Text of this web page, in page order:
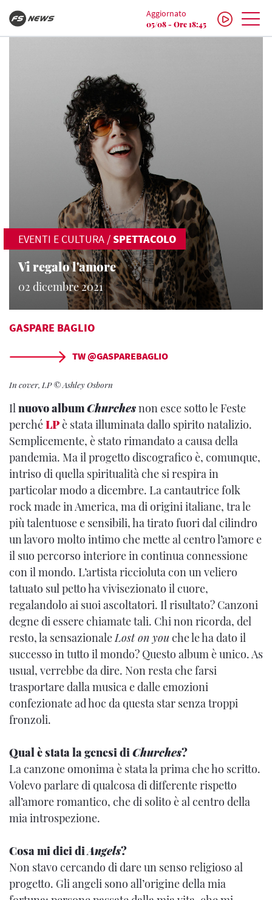
Aggiornato
05/08 - Ore 18:45
EVENTI E CULTURA /SPETTACOLO
Vi regalo l'amore
02 dicembre 2021
GASPARE BAGLIO
TW @GASPAREBAGLIO
In cover, LP © Ashley Osborn
Il nuovo albumChurchesnon esce sotto le Feste
perchéLPè stata illuminata dallo spirito natalizio.
Semplicemente, è stato rimandato a causa della
pandemia. Ma il progetto discografico è, comunque,
intriso di quella spiritualità che si respira in
particolar modo a dicembre. La cantautrice folk
rock made in America, ma di origini italiane, tra le
più talentuose e sensibili, ha tirato fuori dal cilindro
un lavoro molto intimo che mette al centro l’amore e
il suo percorso interiore in continua connessione
con il mondo. L’artista riccioluta con un veliero
tatuato sul petto ha vivisezionato il cuore,
regalandolo ai suoi ascoltatori. Il risultato? Canzoni
degne di essere chiamate tali. Chi non ricorda, del
resto, la sensazionale Lost on youche le ha dato il
successo in tutto il mondo? Questo album è unico. As
usual, verrebbe da dire. Non resta che farsi
trasportare dalla musica e dalle emozioni
confezionate ad hoc da questa star senza troppi
fronzoli.
Qual è stata la genesi di Churches?
La canzone omonima è stata la prima che ho scritto.
Volevo parlare di qualcosa di differente rispetto
all’amore romantico, che di solito è al centro della
mia introspezione.
Cosa mi dici diAngels?
Non stavo cercando di dare un senso religioso al
progetto. Gli angeli sono all’origine della mia